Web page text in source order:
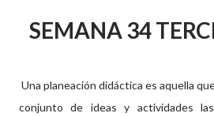
SEMANA 34
Una planeación didáctica es aquella
conjunto de ideas y actividades